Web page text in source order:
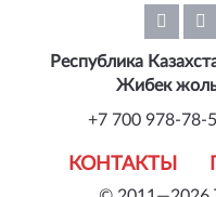
КОНТАКТЫ
Республика
Жибек
+7 700 978-78-